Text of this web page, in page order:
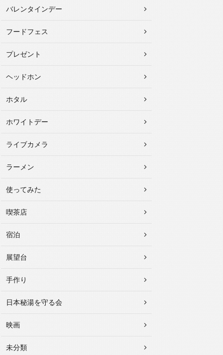
バレンタインデー
フードフェス
プレゼント
ヘッドホン
ホタル
ホワイトデー
ライブカメラ
ラーメン
使ってみた
喫茶店
宿泊
展望台
手作り
日本秘湯を守る会
映画
未分類